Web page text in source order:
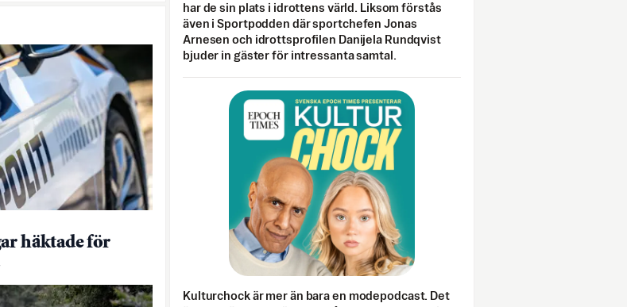
häktade för
har de sin plats i idrottens värld. Liksom förstås
även i Sportpodden där sportchefen Jonas
Arnesen och idrottsprofilen Danijela Rundqvist
bjuder in gäster för intressanta samtal.
Kulturchock är mer än bara en modepodcast. Det